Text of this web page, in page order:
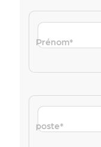
Prénom*
poste*